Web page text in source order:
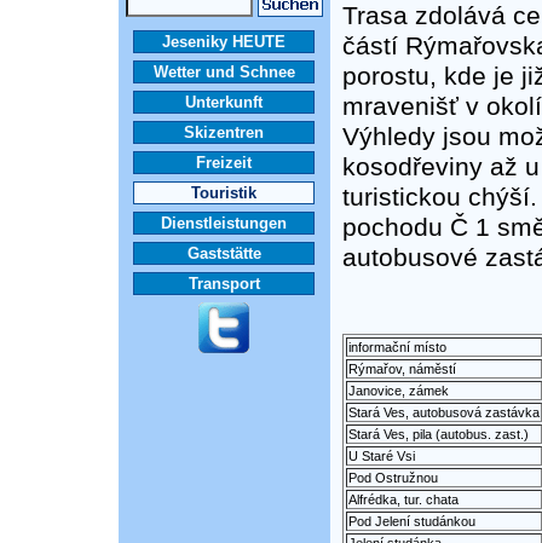
Jeseniky HEUTE
Wetter und Schnee
Unterkunft
Skizentren
Freizeit
Touristik
Dienstleistungen
Gaststätte
Transport
Trasa zdolává
částí
porostu, kde je
mravenišť v
Výhledy jsou
kosodřeviny až
turistickou
pochodu Č 1
autobusové
informační místo
Rýmařov, náměstí
Janovice, zámek
Stará Ves, autobusová zastávka
Stará Ves, pila (autobus. zast.)
U Staré Vsi
Pod Ostružnou
Alfrédka, tur. chata
Pod Jelení studánkou